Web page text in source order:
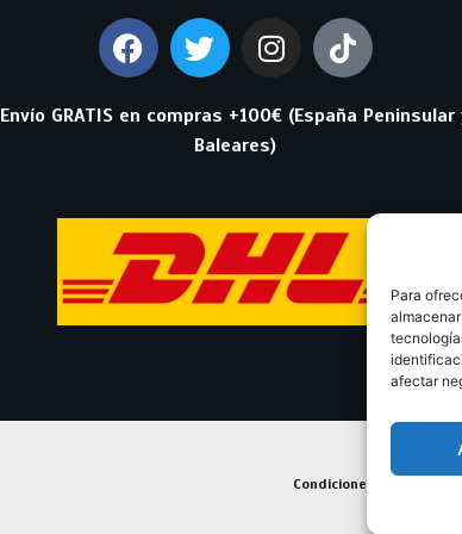
Para
afectar
Envío GRATIS en compras +100€ (España Peninsular
Baleares)
Condiciones Generales